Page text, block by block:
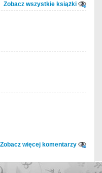
Zobacz wszystkie książki
Zobacz więcej komentarzy